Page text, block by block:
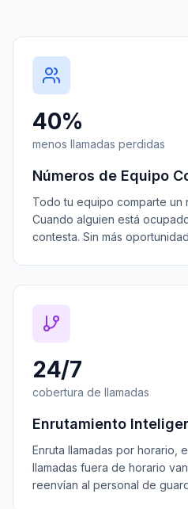
40%
menos llamadas perdidas
Números de Equipo
Todo tu equipo comparte un
Cuando alguien está
contesta. Sin más
24/7
cobertura de llamadas
Enrutamiento
Enruta llamadas por horario,
llamadas fuera de horario
reenvían al personal de